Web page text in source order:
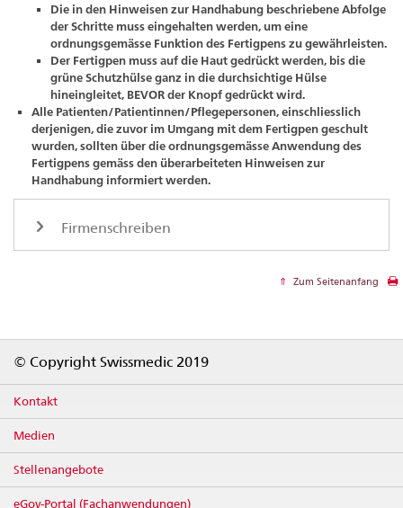
Die in den Hinweisen zur Handhabung beschriebene Abfolge
der Schritte muss eingehalten werden, um eine
ordnungsgemässe Funktion des Fertigpens zu gewährleisten.
Der Fertigpen muss auf die Haut gedrückt werden, bis die
grüne Schutzhülse ganz in die durchsichtige Hülse
hineingleitet, BEVOR der Knopf gedrückt wird.
Alle Patienten/Patientinnen/Pflegepersonen, einschliesslich
derjenigen, die zuvor im Umgang mit dem Fertigpen geschult
wurden, sollten über die ordnungsgemässe Anwendung des
Fertigpens gemäss den überarbeiteten Hinweisen zur
Handhabung informiert werden.
Firmenschreiben
Zum Seitenanfang
© Copyright Swissmedic 2019
Kontakt
Medien
Stellenangebote
eGov-Portal (Fachanwendungen)